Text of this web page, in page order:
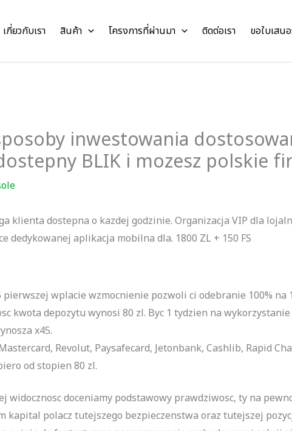
เกี่ยวกับเรา สินค้า โครงการที่ผ่านมา ติดต่อเรา ขอใบเสน
inwestowania
BLIK i mozesz polskie
klienta dostepna o kazdej godzinie. Organizacja VIP dla
aplikacja mobilna dla. 1800 ZL + 150 FS
wplacie wzmocnienie pozwoli ci odebranie 100% na
kwota depozytu wynosi 80 zl. Byc 1 tydzien na
x45.
Revolut, Paysafecard, Jetonbank, Cashlib, Rapid
od stopien 80 zl.
widocznosc doceniamy podstawowy prawdziwosc, ty na
kapital polacz tutejszego bezpieczenstwa oraz tutejszej